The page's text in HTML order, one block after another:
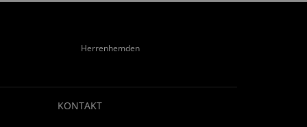
Herrenhemden
KONTAKT